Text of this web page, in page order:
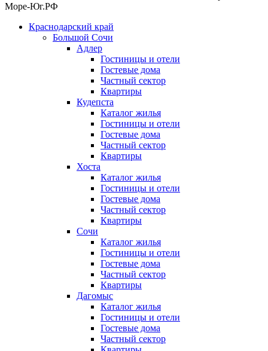
Море-Юг.РФ
Краснодарский край
Большой Сочи
Адлер
Гостиницы и отели
Гостевые дома
Частный сектор
Квартиры
Кудепста
Каталог жилья
Гостиницы и отели
Гостевые дома
Частный сектор
Квартиры
Хоста
Каталог жилья
Гостиницы и отели
Гостевые дома
Частный сектор
Квартиры
Сочи
Каталог жилья
Гостиницы и отели
Гостевые дома
Частный сектор
Квартиры
Дагомыс
Каталог жилья
Гостиницы и отели
Гостевые дома
Частный сектор